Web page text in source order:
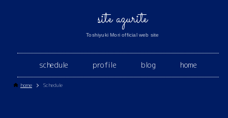
site azurite
Toshiyuki Mori official web site
schedule profile blog home
home Schedule